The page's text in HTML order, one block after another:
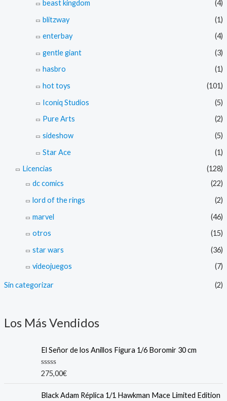
beast kingdom
(4)
blitzway
(1)
enterbay
(4)
gentle giant
(3)
hasbro
(1)
hot toys
(101)
Iconiq Studios
(5)
Pure Arts
(2)
sideshow
(5)
Star Ace
(1)
Licencias
(128)
dc comics
(22)
lord of the rings
(2)
marvel
(46)
otros
(15)
star wars
(36)
videojuegos
(7)
Sin categorizar (2)
Los Más Vendidos
El Señor de los Anillos Figura 1/6 Boromir 30 cm
R
e
275,00€
Black Adam Réplica 1/1 Hawkman Mace Limited Edition